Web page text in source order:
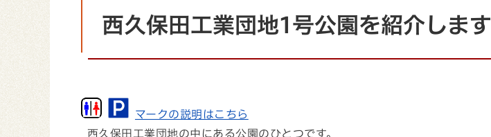
西久保田工業団地1号公園を紹介します
マークの説明はこちら
西久保田工業団地の中にある公園のひとつです。